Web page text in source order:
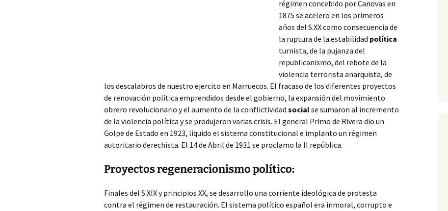
régimen concebido por Canovas en
1875 se acelero en los primeros
años del S.XX como consecuencia de
la ruptura de la estabilidad política
turnista, de la pujanza del
republicanismo, del rebote de la
violencia terrorista anarquista, de
los descalabros de nuestro ejercito en Marruecos. El fracaso de los diferentes proyectos
de renovación política emprendidos desde el gobierno, la expansión del movimiento
obrero revolucionario y el aumento de la conflictividad socialse sumaron al incremento
de la violencia política y se produjeron varias crisis. El general Primo de Rivera dio un
Golpe de Estado en 1923, liquido el sistema constitucional e implanto un régimen
autoritario derechista. El 14 de Abril de 1931 se proclamo la II república.
Proyectos regeneracionismo político:
Finales del S.XIX y principios XX, se desarrollo una corriente ideológica de protesta
contra el régimen de restauración. El sistema político español era inmoral, corrupto e